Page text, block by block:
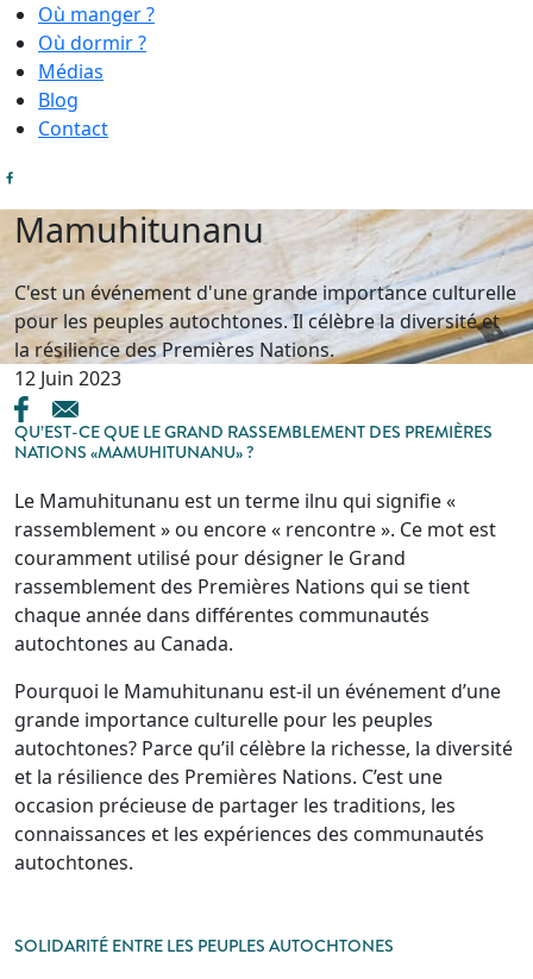
Où manger ?
Où dormir ?
Médias
Blog
Contact
Mamuhitunanu
C'est un événement d'une grande importance culturelle
pour les peuples autochtones. Il célèbre la diversité et
la résilience des Premières Nations.
12 Juin 2023
QU’EST-CE QUE LE GRAND RASSEMBLEMENT DES PREMIÈRES
NATIONS «MAMUHITUNANU» ?
Le Mamuhitunanu est un terme ilnu qui signifie «
rassemblement » ou encore « rencontre ». Ce mot est
couramment utilisé pour désigner le Grand
rassemblement des Premières Nations qui se tient
chaque année dans différentes communautés
autochtones au Canada.
Pourquoi le Mamuhitunanu est-il un événement d’une
grande importance culturelle pour les peuples
autochtones? Parce qu’il célèbre la richesse, la diversité
et la résilience des Premières Nations. C’est une
occasion précieuse de partager les traditions, les
connaissances et les expériences des communautés
autochtones.
SOLIDARITÉ ENTRE LES PEUPLES AUTOCHTONES